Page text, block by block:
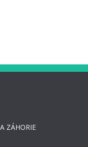
ZÁHORIE